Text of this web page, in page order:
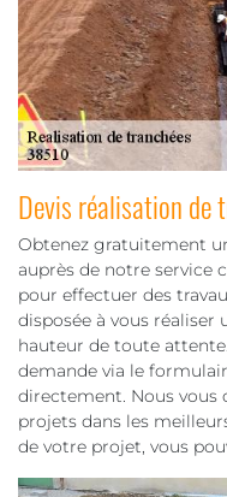
Devis réalisation de
Obtenez gratuitement
auprès de notre service
pour effectuer des
disposée à vous
hauteur de toute
demande via le
directement. Nous vous
projets dans les
de votre projet, vous